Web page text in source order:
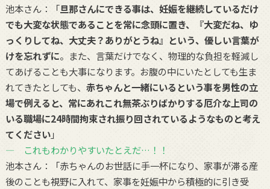
池本さん：「旦那さんにできる事は、妊娠を継続しているだけ
でも大変な状態であることを常に念頭に置き、『大変だね、ゆ
っくりしてね、大丈夫？ありがとうね』という、優しい言葉が
けを忘れずに。また、言葉だけでなく、物理的な負担を軽減し
てあげることも大事になります。お腹の中にいたとしても生ま
れてきたとしても、 赤ちゃんと一緒にいるという事を男性の立
場で例えると、常にあれこれ無茶ぶりばかりする厄介な上司の
いる職場に24時間拘束され振り回されているようなものと考え
てください」
― これもわかりやすいたとえだ…！！
池本さん：「赤ちゃんのお世話に手一杯になり、家事が滞る産
後のことも視野に入れて、家事を妊娠中から積極的に引き受